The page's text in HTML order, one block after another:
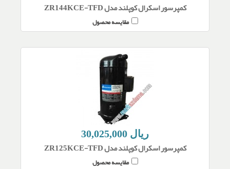
کمپرسور اسکرال کوپلند مدل ZR144KCE-TFD
مقایسه محصول
30,025,000 ریال
کمپرسور اسکرال کوپلند مدل ZR125KCE-TFD
مقایسه محصول